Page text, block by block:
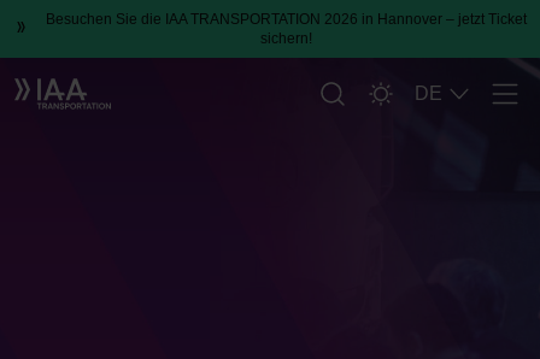
Besuchen Sie die IAA TRANSPORTATION 2026 in Hannover – jetzt Ticket
sichern!
DE